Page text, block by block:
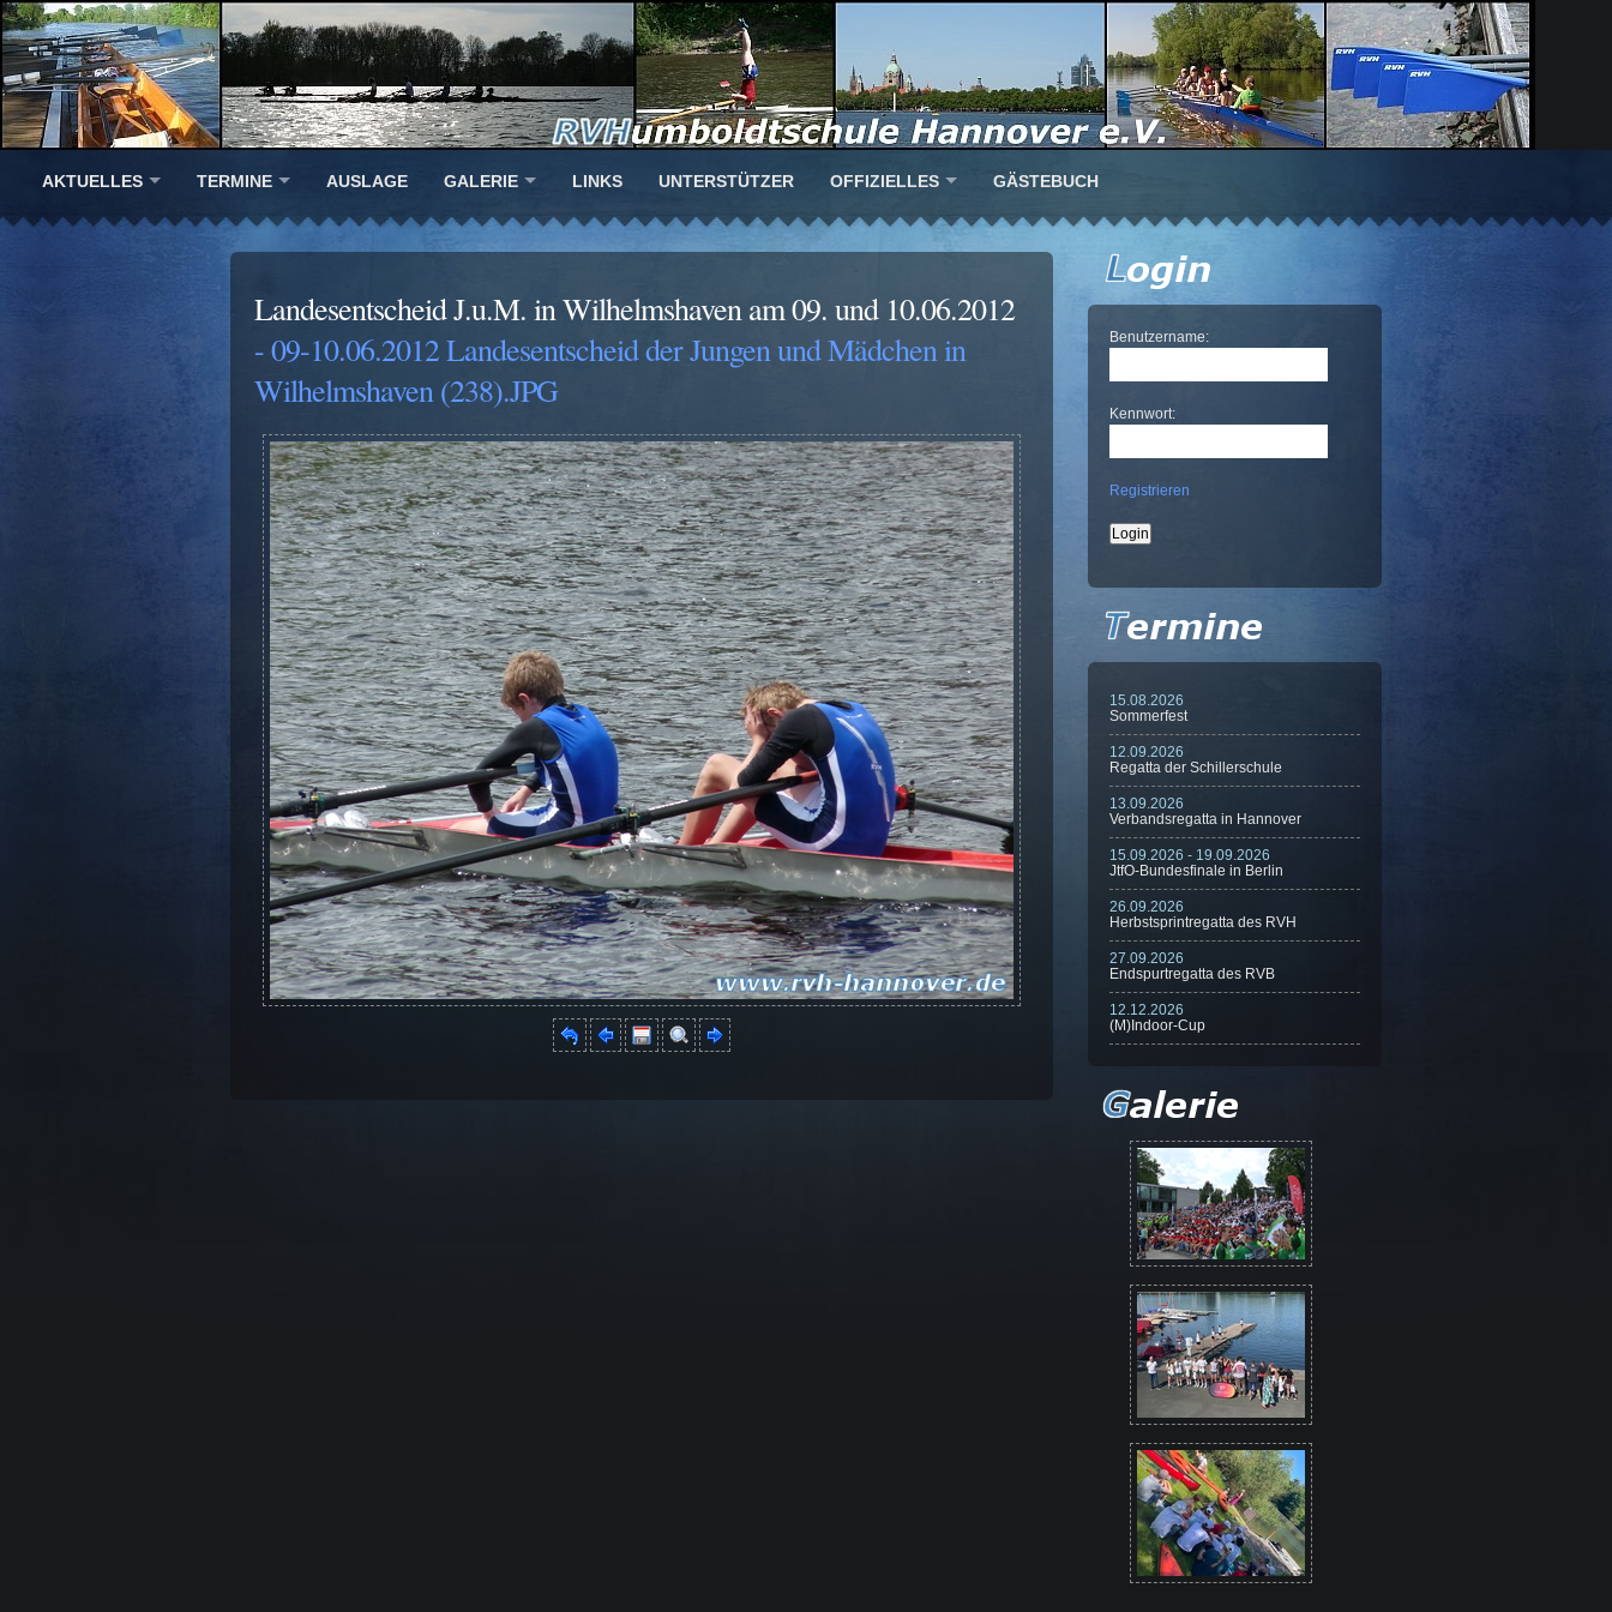
AKTUELLES TERMINE AUSLAGE GALERIE LINKS UNTERSTÜTZER OFFIZIELLES GÄSTEBUCH
Landesentscheid J.u.M. in Wilhelmshaven am 09. und 10.06.2012
- 09-10.06.2012 Landesentscheid der Jungen und Mädchen in
Wilhelmshaven (238).JPG
Benutzername:
Kennwort:
Registrieren
15.08.2026
Sommerfest
12.09.2026
Regatta der Schillerschule
13.09.2026
Verbandsregatta in Hannover
15.09.2026 - 19.09.2026
JtfO-Bundesfinale in Berlin
26.09.2026
Herbstsprintregatta des RVH
27.09.2026
Endspurtregatta des RVB
12.12.2026
(M)Indoor-Cup